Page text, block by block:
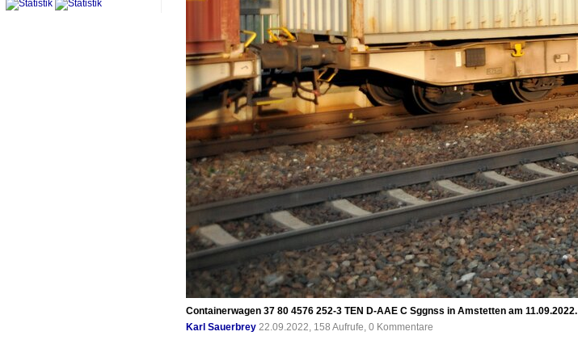
Containerwagen 37 80 4576 252-3 TEN D-AAE C Sggnss in Amstetten am 11.09.2022.
Karl Sauerbrey 22.09.2022, 158 Aufrufe, 0 Kommentare